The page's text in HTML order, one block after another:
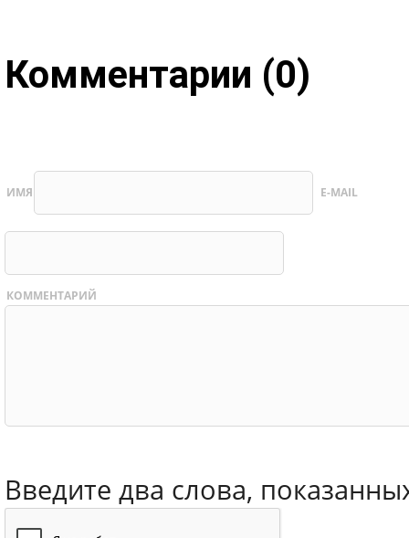
Комментарии (0)
ИМЯ E-MAIL
КОММЕНТАРИЙ
Введите два слова,